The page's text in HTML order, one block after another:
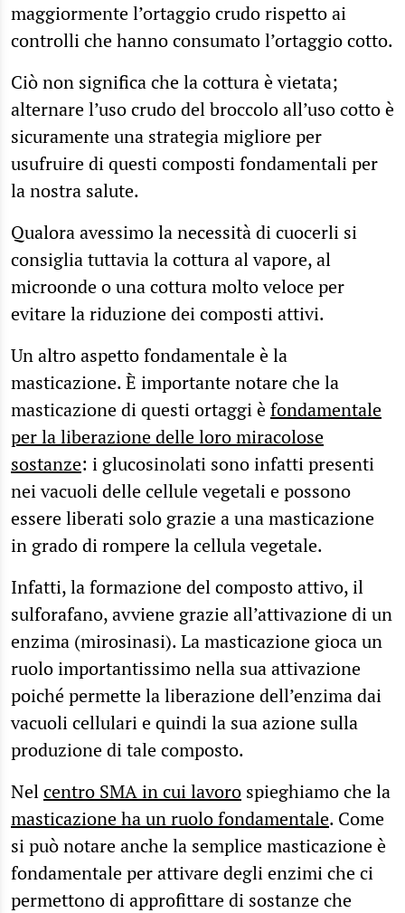
maggiormente l’ortaggio crudo rispetto ai
controlli che hanno consumato l’ortaggio cotto.
Ciò non significa che la cottura è vietata;
alternare l’uso crudo del broccolo all’uso cotto è
sicuramente una strategia migliore per
usufruire di questi composti fondamentali per
la nostra salute.
Qualora avessimo la necessità di cuocerli si
consiglia tuttavia la cottura al vapore, al
microonde o una cottura molto veloce per
evitare la riduzione dei composti attivi.
Un altro aspetto fondamentale è la
masticazione. È importante notare che la
masticazione di questi ortaggi èfondamentale
per la liberazione delle loro miracolose
sostanze: i glucosinolati sono infatti presenti
nei vacuoli delle cellule vegetali e possono
essere liberati solo grazie a una masticazione
in grado di rompere la cellula vegetale.
Infatti, la formazione del composto attivo, il
sulforafano, avviene grazie all’attivazione di un
enzima (mirosinasi). La masticazione gioca un
ruolo importantissimo nella sua attivazione
poiché permette la liberazione dell’enzima dai
vacuoli cellulari e quindi la sua azione sulla
produzione di tale composto.
Nelcentro SMA in cui lavoro spieghiamo che la
masticazione ha un ruolo fondamentale. Come
si può notare anche la semplice masticazione è
fondamentale per attivare degli enzimi che ci
permettono di approfittare di sostanze che